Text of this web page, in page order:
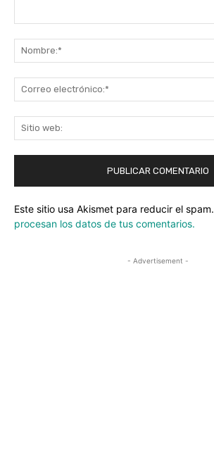
Este sitio usa Akismet para reducir el spam.
procesan los datos de tus comentarios.
- Advertisement -